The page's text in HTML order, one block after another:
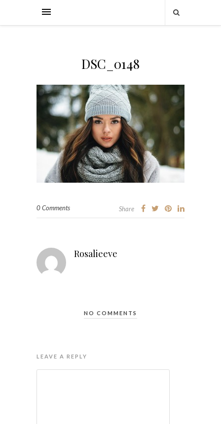
DSC_0148
0 Comments Share
Rosalieeve
NO COMMENTS
LEAVE A REPLY